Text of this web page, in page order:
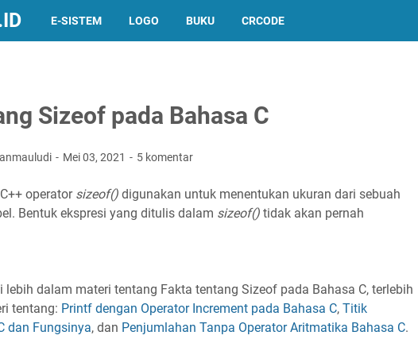
E-SISTEM LOGO BUKU CRCODE
Sizeof pada Bahasa C
Mei 03, 2021 5 komentar
operator sizeof() digunakan untuk menentukan ukuran dari sebuah
Bentuk ekspresi yang ditulis dalam sizeof() tidak akan pernah
lebih dalam materi tentang Fakta tentang Sizeof pada Bahasa C, terlebih
tentang: Printf dengan Operator Increment pada Bahasa C, Titik
dan Fungsinya, dan Penjumlahan Tanpa Operator Aritmatika Bahasa C.